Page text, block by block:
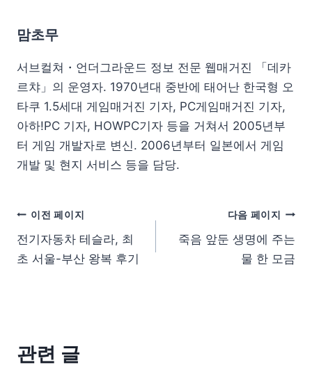
맘초무
서브컬쳐・언더그라운드 정보 전문 웹매거진 「데카
르챠」의 운영자. 1970년대 중반에 태어난 한국형 오
타쿠 1.5세대 게임매거진 기자, PC게임매거진 기자,
아하!PC 기자, HOWPC기자 등을 거쳐서 2005년부
터 게임 개발자로 변신. 2006년부터 일본에서 게임
개발 및 현지 서비스 등을 담당.
이전 페이지
전기자동차 테슬라, 최
초 서울-부산 왕복 후기
다음 페이지
죽음 앞둔 생명에 주는
물 한 모금
관련 글